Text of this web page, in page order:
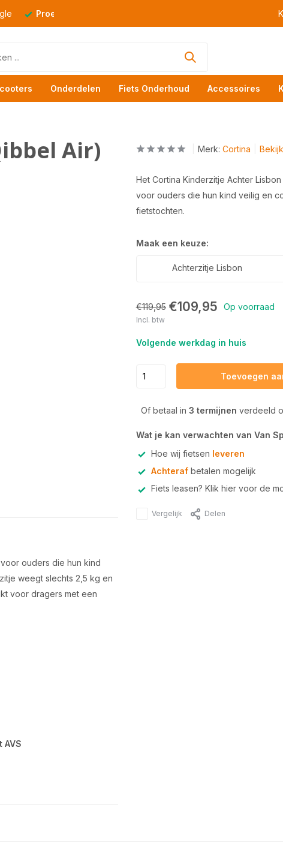
Proefrit
Onderdelen Fiets Onderhoud Accessoires
Air)
ouders die hun kind
weegt slechts 2,5 kg en
voor dragers met een
AVS
Merk: Cortina
Het Cortina Kinderzitje Achter
voor ouders die hun kind veilig en
fietstochten.
Maak een keuze:
Achterzitje Lisbon
€119,95 €109,95 Op voorraad
Incl. btw
Volgende werkdag in huis
Toevoegen
Of betaal in 3 termijnen verdeeld
Wat je kan verwachten van Van
Hoe wij fietsen leveren
Achterafbetalen mogelijk
Fiets leasen? Klik hier voor de
Vergelijk Delen